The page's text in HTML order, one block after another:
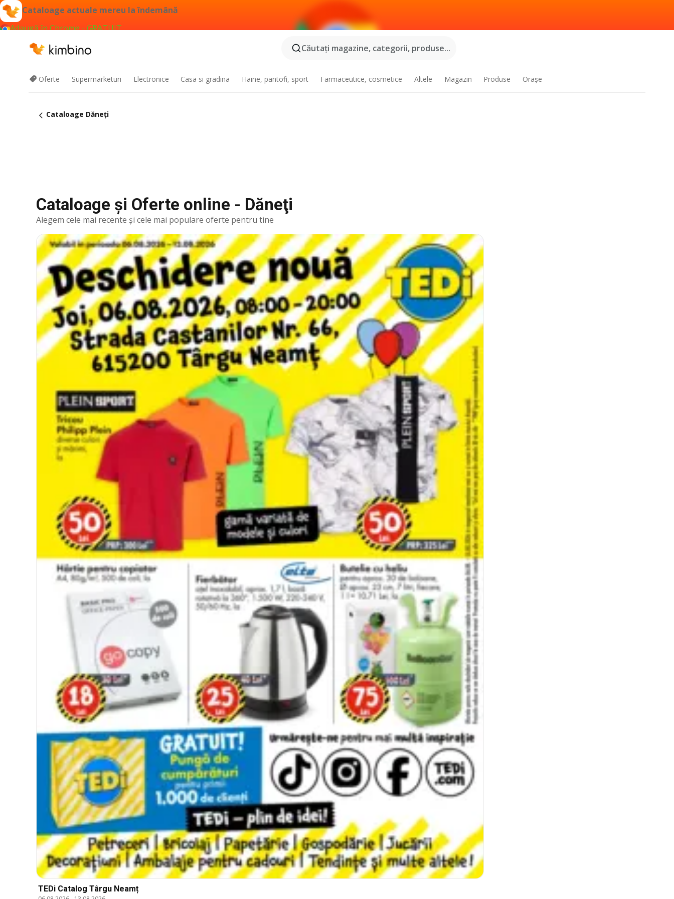
Cataloage actuale mereu la îndemână
Adaugă în Chrome - GRATUIT
Căutaţi magazine, categorii, produse...
Oferte Supermarketuri Electronice Casa si gradina Haine, pantofi, sport Farmaceutice, cosmetice Altele Magazin Produse Oraşe
Cataloage Dăneţi
Cataloage și Oferte online - Dăneţi
Alegem cele mai recente şi cele mai populare oferte pentru tine
TEDi Catalog Târgu Neamț